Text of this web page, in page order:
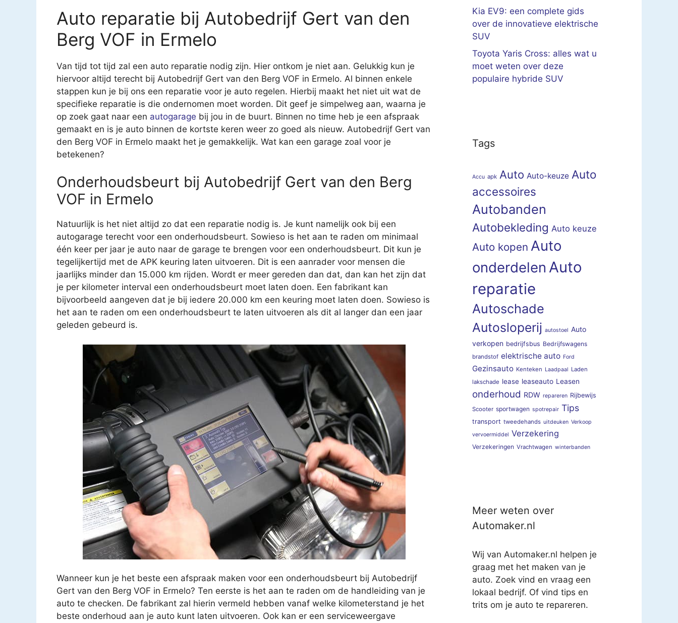
Auto reparatie bij Autobedrijf Gert van den
Berg VOF in Ermelo
Van tijd tot tijd zal een auto reparatie nodig zijn. Hier ontkom je niet aan. Gelukkig kun je
hiervoor altijd terecht bij Autobedrijf Gert van den Berg VOF in Ermelo. Al binnen enkele
stappen kun je bij ons een reparatie voor je auto regelen. Hierbij maakt het niet uit wat de
specifieke reparatie is die ondernomen moet worden. Dit geef je simpelweg aan, waarna je
op zoek gaat naar een autogarage bij jou in de buurt. Binnen no time heb je een afspraak
gemaakt en is je auto binnen de kortste keren weer zo goed als nieuw. Autobedrijf Gert van
den Berg VOF in Ermelo maakt het je gemakkelijk. Wat kan een garage zoal voor je
betekenen?
Onderhoudsbeurt bij Autobedrijf Gert van den Berg
VOF in Ermelo
Natuurlijk is het niet altijd zo dat een reparatie nodig is. Je kunt namelijk ook bij een
autogarage terecht voor een onderhoudsbeurt. Sowieso is het aan te raden om minimaal
één keer per jaar je auto naar de garage te brengen voor een onderhoudsbeurt. Dit kun je
tegelijkertijd met de APK keuring laten uitvoeren. Dit is een aanrader voor mensen die
jaarlijks minder dan 15.000 km rijden. Wordt er meer gereden dan dat, dan kan het zijn dat
je per kilometer interval een onderhoudsbeurt moet laten doen. Een fabrikant kan
bijvoorbeeld aangeven dat je bij iedere 20.000 km een keuring moet laten doen. Sowieso is
het aan te raden om een onderhoudsbeurt te laten uitvoeren als dit al langer dan een jaar
geleden gebeurd is.
Wanneer kun je het beste een afspraak maken voor een onderhoudsbeurt bij Autobedrijf
Gert van den Berg VOF in Ermelo? Ten eerste is het aan te raden om de handleiding van je
auto te checken. De fabrikant zal hierin vermeld hebben vanaf welke kilometerstand je het
beste onderhoud aan je auto kunt laten uitvoeren. Ook kan er een serviceweergave
Kia EV9: een complete gids
over de innovatieve elektrische
SUV
Toyota Yaris Cross: alles wat u
moet weten over deze
populaire hybride SUV
Tags
Accu apk Auto Auto-keuze Auto
accessoires
Autobanden
Autobekleding Auto keuze
Auto kopen Auto
onderdelen Auto
reparatie
Autoschade
Autosloperij autostoel Auto
verkopen bedrijfsbus Bedrijfswagens
brandstof elektrische auto Ford
Gezinsauto Kenteken Laadpaal Laden
lakschade lease leaseauto Leasen
onderhoud RDW repareren Rijbewijs
Scooter sportwagen spotrepair Tips
transport tweedehands uitdeuken Verkoop
vervoermiddel Verzekering
Verzekeringen Vrachtwagen winterbanden
Meer weten over
Automaker.nl
Wij van Automaker.nl helpen je
graag met het maken van je
auto. Zoek vind en vraag een
lokaal bedrijf. Of vind tips en
trits om je auto te repareren.